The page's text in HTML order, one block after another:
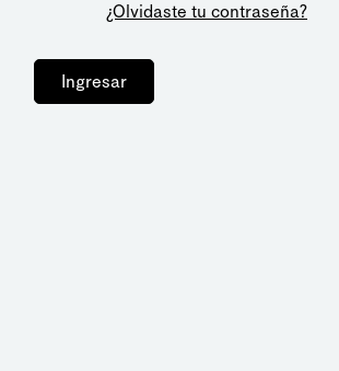
¿Olvidaste tu contraseña?
Ingresar